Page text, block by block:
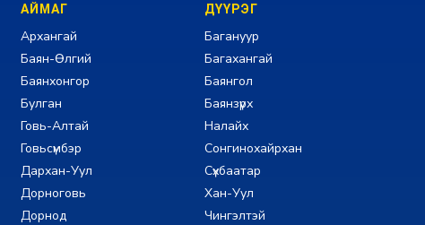
АЙМАГ
Архангай
Баян-Өлгий
Баянхонгор
Булган
Говь-Алтай
Говьсүмбэр
Дархан-Уул
Дорноговь
Дорнод
ДҮҮРЭГ
Багануур
Багахангай
Баянгол
Баянзүрх
Налайх
Сонгинохайрхан
Сүхбаатар
Хан-Уул
Чингэлтэй